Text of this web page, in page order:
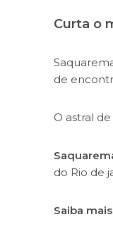
Curta o
de
O astral
do Rio de
Saiba